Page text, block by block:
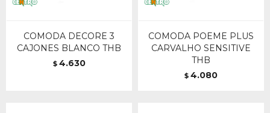
COMODA DECORE 3
CAJONES BLANCO THB
$ 4.630
COMODA POEME PLUS
CARVALHO SENSITIVE
THB
$ 4.080